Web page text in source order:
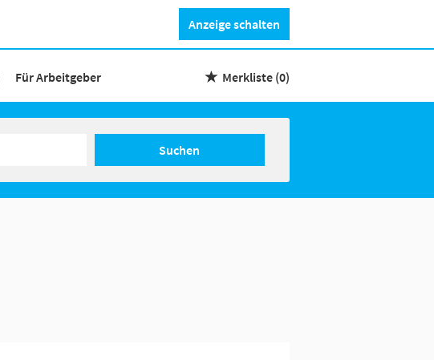
Anzeige schalten
Für Arbeitgeber Merkliste (0)
Suchen